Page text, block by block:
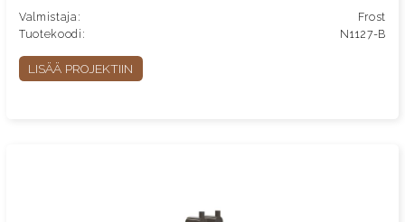
Valmistaja:
Frost
Tuotekoodi:
N1127-B
LISÄÄ PROJEKTIIN